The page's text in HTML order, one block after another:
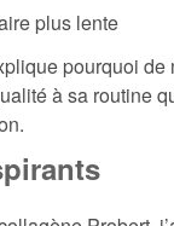
plus lente
pourquoi
à sa routine